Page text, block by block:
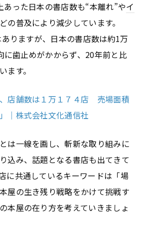
った日本の書店数も“本離れ”やイ
の普及により減少しています。
りますが、日本の書店数は約1万
に歯止めがかからず、20年前と比
ます。
、店舗数は１万１７４店 売場面積
｜株式会社文化通信社
は一線を画し、斬新な取り組みに
込み、話題となる書店も出てきて
に共通しているキーワードは「場
屋の生き残り戦略をかけて挑戦す
本屋の在り方を考えていきましょ